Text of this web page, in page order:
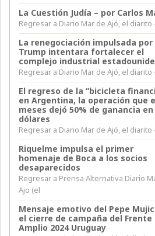
La Cuestión Judía – por Carlos
Regresar a Diario Mar de Ajó, el diarito
La renegociación impulsada por
Trump intentara fortalecer el
complejo industrial
Regresar a Diario Mar de Ajó, el diarito
El regreso de la “bicicleta
en Argentina, la operación que
meses dejó 50% de ganancia en
dólares
Regresar a Diario Mar de Ajó, el diarito
Riquelme impulsa el primer
homenaje de Boca a los socios
desaparecidos
Regresar a Prensa Alternativa Diario
Ajo (el
Mensaje emotivo del Pepe
el cierre de campaña del Frente
Amplio 2024 Uruguay